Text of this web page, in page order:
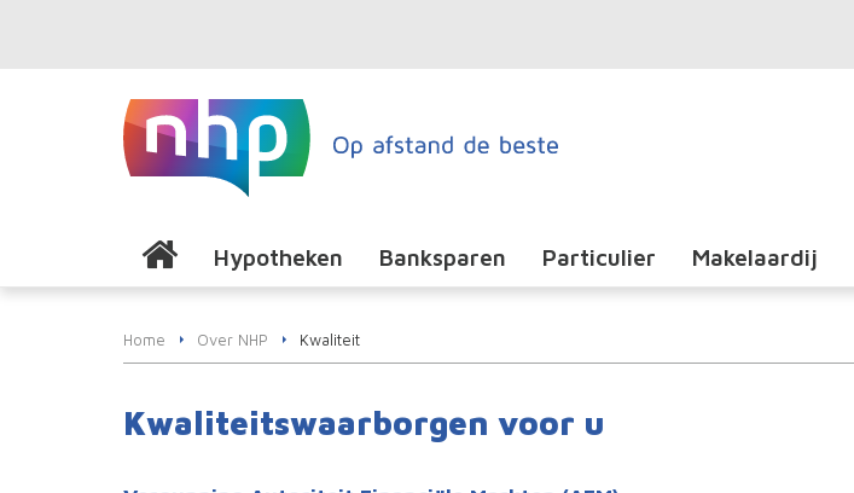
Hypotheken Banksparen Particulier Makelaardij
Home Over NHP Kwaliteit
Kwaliteitswaarborgen voor u